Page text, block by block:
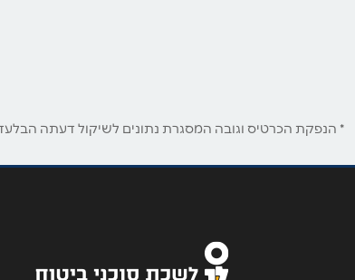
* הנפקת הכרטיס וגובה המסגרת נתונים לשיקול דעתה